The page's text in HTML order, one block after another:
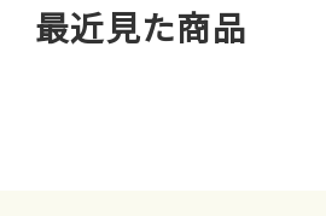
最近見た商品